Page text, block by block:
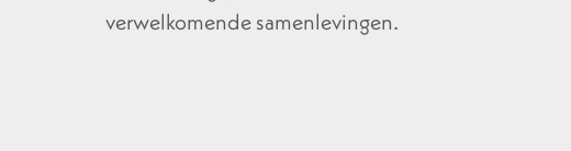
verwelkomende samenlevingen.